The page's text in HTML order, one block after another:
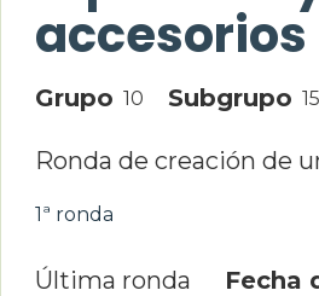
accesorios
Grupo 10 Subgrupo 15
Ronda de creación de
1ª ronda
Última ronda Fecha